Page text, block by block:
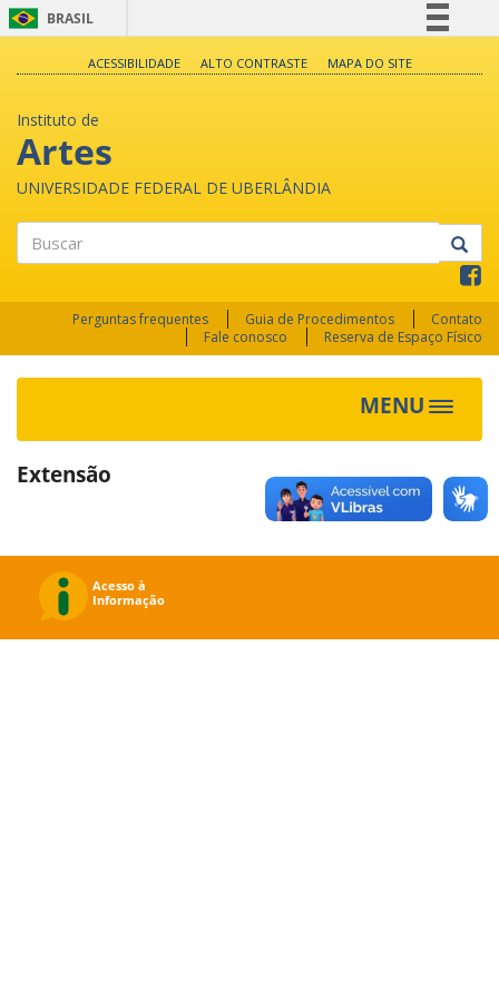
BRASIL
Legislação
Canais
ACESSIBILIDADE ALTO CONTRASTE MAPA DO SITE
Instituto de
Artes
UNIVERSIDADE FEDERAL DE UBERLÂNDIA
Perguntas frequentes Guia de Procedimentos
Contato
Fale conosco
Reserva de Espaço Físico
MENU
Toggle
Extensão